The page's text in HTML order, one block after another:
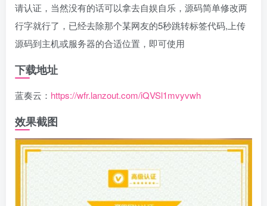
请认证，当然没有的话可以拿去自娱自乐，源码简单修改两
行字就行了，已经去除那个某网友的5秒跳转标签代码,上传
源码到主机或服务器的合适位置，即可使用
下载地址
蓝奏云： https://wfr.lanzout.com/iQVSl1mvyvwh
效果截图